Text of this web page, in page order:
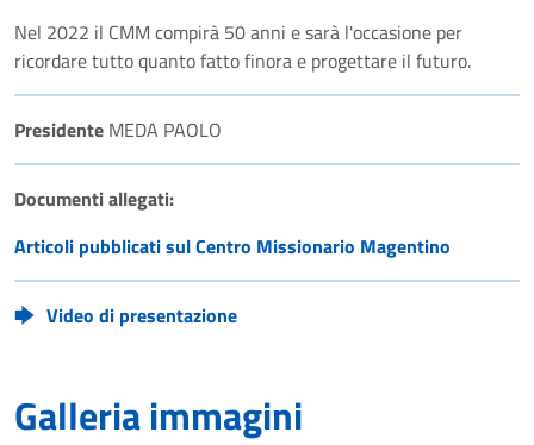
Nel 2022 il CMM compirà 50 anni e sarà l'occasione per
ricordare tutto quanto fatto finora e progettare il futuro.
Presidente MEDA PAOLO
Documenti allegati:
Articoli pubblicati sul Centro Missionario Magentino
Video di presentazione
Galleria immagini